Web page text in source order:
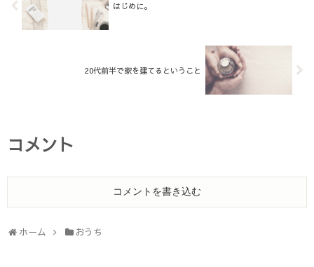
はじめに。
20代前半で家を建てるということ
コメント
コメントを書き込む
ホーム おうち